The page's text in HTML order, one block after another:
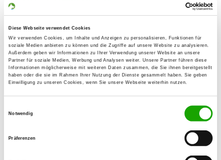
Diese Webseite verwendet Cookies
Wir verwenden Cookies, um Inhalte und Anzeigen zu personalisieren, Funktionen für
soziale Medien anbieten zu können und die Zugriffe auf unsere Website zu analysieren.
Außerdem geben wir Informationen zu Ihrer Verwendung unserer Website an unsere
Partner für soziale Medien, Werbung und Analysen weiter. Unsere Partner führen diese
Informationen möglicherweise mit weiteren Daten zusammen, die Sie ihnen bereitgestellt
haben oder die sie im Rahmen Ihrer Nutzung der Dienste gesammelt haben. Sie geben
Einwilligung zu unseren Cookies, wenn Sie unsere Webseite weiterhin nutzen.
Notwendig
Präferenzen
Details
88299 Leutkirch OT Urlau
OG - Kaufbeuren u. Umgeb. e.V.
Details
Eichwald 15
87600 Kaufbeuren
OG - Kempten
87437 Kempten